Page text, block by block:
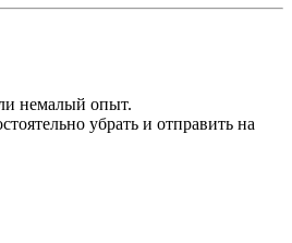
немалый опыт.
убрать и отправить на